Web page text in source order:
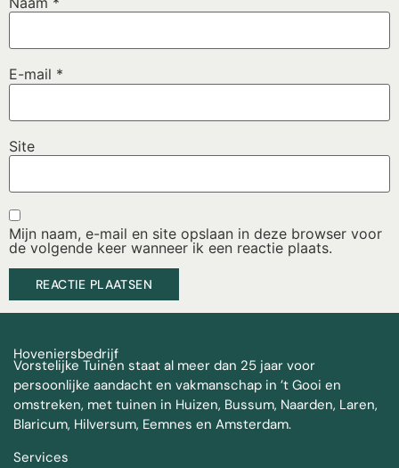
E-mail *
Site
Mijn naam, e-mail en site opslaan in deze browser voor
de volgende keer wanneer ik een reactie plaats.
Hoveniersbedrijf
Vorstelijke Tuinen staat al meer dan 25 jaar voor
persoonlijke aandacht en vakmanschap in ’t Gooi en
omstreken, met tuinen in Huizen, Bussum, Naarden, Laren,
Blaricum, Hilversum, Eemnes en Amsterdam.
Services